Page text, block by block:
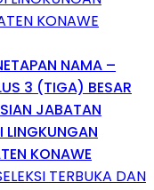
NAMA –
3 (TIGA) BESAR
JABATAN
LINGKUNGAN
KONAWE